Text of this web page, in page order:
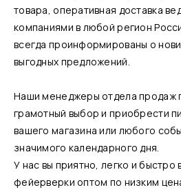
товара, оперативная доставка
компаниями в любой регион
всегда проинформированы о
выгодных предложений.
Наши менеджеры отдела продаж
грамотный выбор и приобрести
вашего магазина или любого
значимого календарного дня.
У нас вы приятно, легко и быстро
фейерверки оптом по низким